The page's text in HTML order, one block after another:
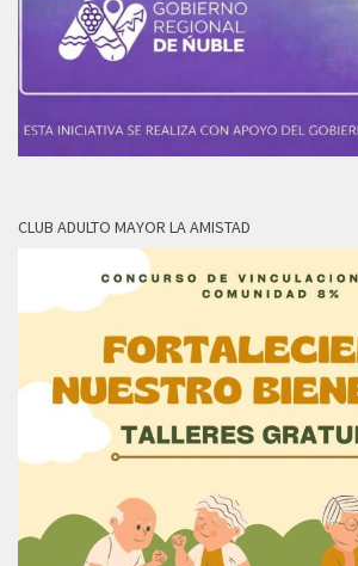
CLUB ADULTO MAYOR LA AMISTAD